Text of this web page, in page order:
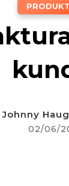
PRODUKT
Johnny
02/06/